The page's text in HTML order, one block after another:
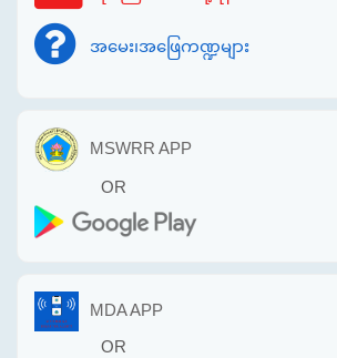
အမေး၊အဖြေကဏ္ဍများ
MSWRR APP
OR
MDA APP
OR